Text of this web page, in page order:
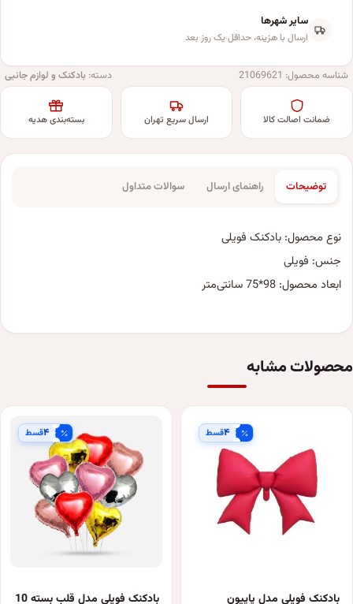
سایر شهرها
ارسال با هزینه، حداقل یک روز بعد
شناسه محصول: 21069621 دسته: بادکنک و لوازم جانبی
ضمانت اصالت کالا ارسال سریع تهران بسته‌بندی هدیه
توضیحات راهنمای ارسال سوالات متداول
نوع محصول: بادکنک فویلی
جنس: فویلی
ابعاد محصول: 98*75 سانتی‌متر
محصولات مشابه
۴قسط
بادکنک فویلی مدل پاپیون
۴قسط
بادکنک فویلی مدل قلب بسته 10